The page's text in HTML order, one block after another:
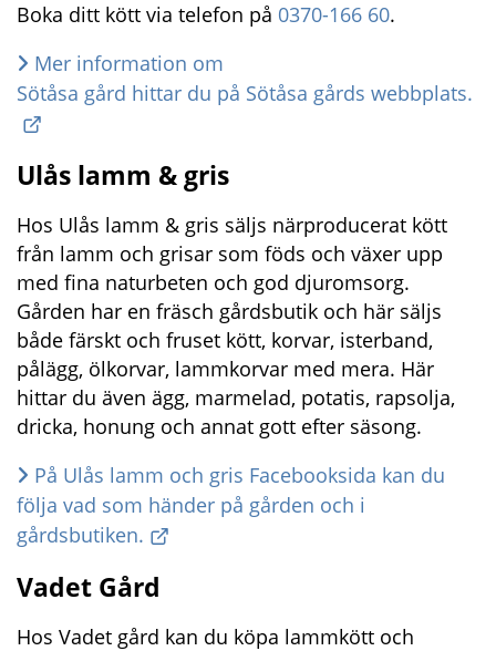
Boka ditt kött via telefon på 0370-166 60.
Mer information om
Sötåsa gård hittar du på Sötåsa gårds webbplats.
Ulås lamm & gris
Hos Ulås lamm & gris säljs närproducerat kött
från lamm och grisar som föds och växer upp
med fina naturbeten och god djuromsorg.
Gården har en fräsch gårdsbutik och här säljs
både färskt och fruset kött, korvar, isterband,
pålägg, ölkorvar, lammkorvar med mera. Här
hittar du även ägg, marmelad, potatis, rapsolja,
dricka, honung och annat gott efter säsong.
På Ulås lamm och gris Facebooksida kan du
följa vad som händer på gården och i
gårdsbutiken.
Vadet Gård
Hos Vadet gård kan du köpa lammkött och